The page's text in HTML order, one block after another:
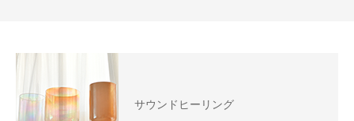
サウンドヒーリング